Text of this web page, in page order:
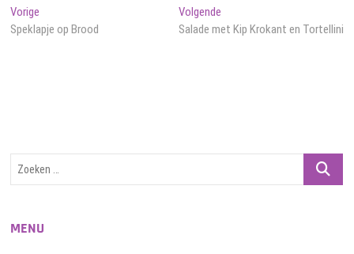
Bericht
navigatie
Vorige
bericht:
Speklapje op Brood
VolgendeVolgend
bericht:
Salade met Kip Krokant en Tortellini
Zoeken
MENU